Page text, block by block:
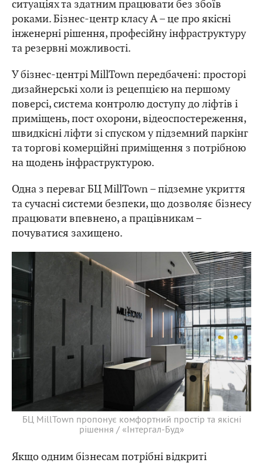
ситуаціях та здатним працювати без збоїв
роками. Бізнес-центр класу А – це про якісні
інженерні рішення, професійну інфраструктуру
та резервні можливості.
У бізнес-центрі MillTown передбачені: просторі
дизайнерські холи із рецепцією на першому
поверсі, система контролю доступу до ліфтів і
приміщень, пост охорони, відеоспостереження,
швидкісні ліфти зі спуском у підземний паркінг
та торгові комерційні приміщення з потрібною
на щодень інфраструктурою.
Одна з переваг БЦ MillTown – підземне укриття
та сучасні системи безпеки, що дозволяє бізнесу
працювати впевнено, а працівникам –
почуватися захищено.
БЦ MillTown пропонує комфортний простір та якісні
рішення / «Інтергал-Буд»
Якщо одним бізнесам потрібні відкриті